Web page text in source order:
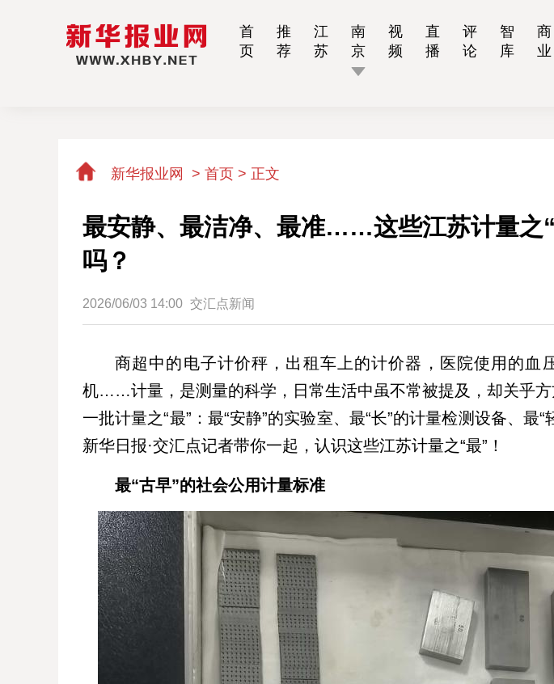
首
页
推
荐
江
苏
南
京
视
频
直
播
评
论
智
库
商
业
新华报业网 > 首页 > 正文
最安静、最洁净、最准……这些江苏计量之
吗？
2026/06/03 14:00 交汇点新闻
商超中的电子计价秤，出租车上的计价器，医院使用的血
机……计量，是测量的科学，日常生活中虽不常被提及，却关乎方
一批计量之“最”：最“安静”的实验室、最“长”的计量检测设备、最
新华日报·交汇点记者带你一起，认识这些江苏计量之“最”！
最“古早”的社会公用计量标准